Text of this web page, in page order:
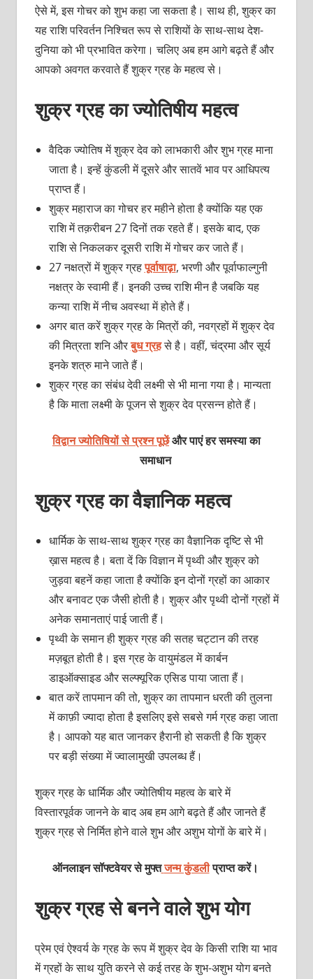
ऐसे में, इस गोचर को शुभ कहा जा सकता है। साथ ही, शुक्र का
यह राशि परिवर्तन निश्चित रूप से राशियों के साथ-साथ देश-
दुनिया को भी प्रभावित करेगा। चलिए अब हम आगे बढ़ते हैं और
आपको अवगत करवाते हैं शुक्र ग्रह के महत्व से।
शुक्र ग्रह का ज्योतिषीय महत्व
वैदिक ज्योतिष में शुक्र देव को लाभकारी और शुभ ग्रह माना
जाता है। इन्हें कुंडली में दूसरे और सातवें भाव पर आधिपत्य
प्राप्त हैं।
शुक्र महाराज का गोचर हर महीने होता है क्योंकि यह एक
राशि में तक़रीबन 27 दिनों तक रहते हैं। इसके बाद, एक
राशि से निकलकर दूसरी राशि में गोचर कर जाते हैं।
27 नक्षत्रों में शुक्र ग्रहपूर्वाषाढ़ा, भरणी और पूर्वाफाल्गुनी
नक्षत्र के स्वामी हैं। इनकी उच्च राशि मीन है जबकि यह
कन्या राशि में नीच अवस्था में होते हैं।
अगर बात करें शुक्र ग्रह के मित्रों की, नवग्रहों में शुक्र देव
की मित्रता शनि औरबुध ग्रहसे है। वहीं, चंद्रमा और सूर्य
इनके शत्रु माने जाते हैं।
शुक्र ग्रह का संबंध देवी लक्ष्मी से भी माना गया है। मान्यता
है कि माता लक्ष्मी के पूजन से शुक्र देव प्रसन्न होते हैं।
विद्वान ज्योतिषियों से प्रश्न पूछेंऔर पाएं हर समस्या का
समाधान
शुक्र ग्रह का वैज्ञानिक महत्व
धार्मिक के साथ-साथ शुक्र ग्रह का वैज्ञानिक दृष्टि से भी
ख़ास महत्व है। बता दें कि विज्ञान में पृथ्वी और शुक्र को
जुड़वा बहनें कहा जाता है क्योंकि इन दोनों ग्रहों का आकार
और बनावट एक जैसी होती है। शुक्र और पृथ्वी दोनों ग्रहों में
अनेक समानताएं पाई जाती हैं।
पृथ्वी के समान ही शुक्र ग्रह की सतह चट्टान की तरह
मज़बूत होती है। इस ग्रह के वायुमंडल में कार्बन
डाइऑक्साइड और सल्फ्यूरिक एसिड पाया जाता हैं।
बात करें तापमान की तो, शुक्र का तापमान धरती की तुलना
में काफ़ी ज्यादा होता है इसलिए इसे सबसे गर्म ग्रह कहा जाता
है। आपको यह बात जानकर हैरानी हो सकती है कि शुक्र
पर बड़ी संख्या में ज्वालामुखी उपलब्ध हैं।
शुक्र ग्रह के धार्मिक और ज्योतिषीय महत्व के बारे में
विस्तारपूर्वक जानने के बाद अब हम आगे बढ़ते हैं और जानते हैं
शुक्र ग्रह से निर्मित होने वाले शुभ और अशुभ योगों के बारे में।
ऑनलाइन सॉफ्टवेयर से मुफ्तजन्म कुंडलीप्राप्त करें।
शुक्र ग्रह से बनने वाले शुभ योग
प्रेम एवं ऐश्वर्य के ग्रह के रूप में शुक्र देव के किसी राशि या भाव
में ग्रहों के साथ युति करने से कई तरह के शुभ-अशुभ योग बनते